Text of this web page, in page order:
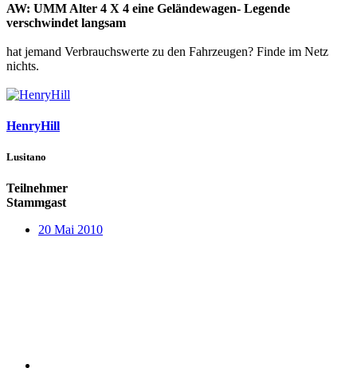
AW: UMM Alter 4 X 4 eine Geländewagen- Legende
verschwindet langsam
hat jemand Verbrauchswerte zu den Fahrzeugen? Finde im Netz
nichts.
HenryHill
Lusitano
Teilnehmer
Stammgast
20 Mai 2010